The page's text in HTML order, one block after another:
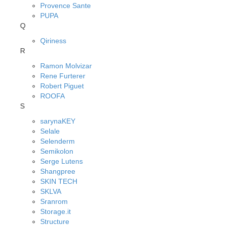
Provence Sante
PUPA
Q
Qiriness
R
Ramon Molvizar
Rene Furterer
Robert Piguet
ROOFA
S
sarynaKEY
Selale
Selenderm
Semikolon
Serge Lutens
Shangpree
SKIN TECH
SKLVA
Sranrom
Storage.it
Structure